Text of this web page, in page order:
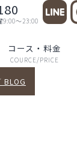
9:00～23:00
コース・料金
COURCE/PRICE
BLOG